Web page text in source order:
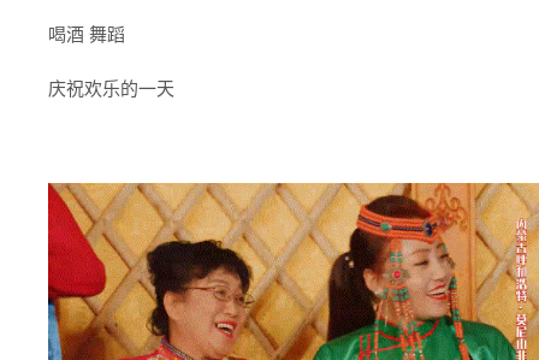
喝酒 舞蹈
庆祝欢乐的一天